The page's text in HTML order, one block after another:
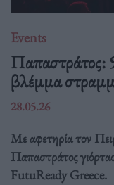
Events
Παπαστράτος:
βλέμμα
28.05.26
Με αφετηρία τον
Παπαστράτος
FutuReady Greece.